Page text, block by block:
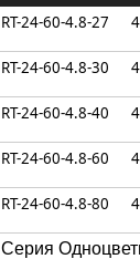
RT-24-60-4.8-27
RT-24-60-4.8-30
RT-24-60-4.8-40
RT-24-60-4.8-60
RT-24-60-4.8-80
Серия